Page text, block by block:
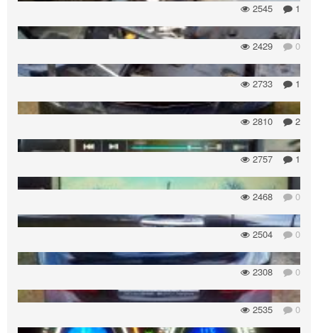
1
2545
0
2429
1
2733
2
2810
1
2757
0
2468
0
2504
0
2308
0
2535